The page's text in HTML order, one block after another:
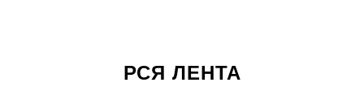
РСЯ ЛЕНТА